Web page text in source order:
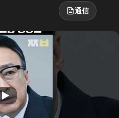
通信